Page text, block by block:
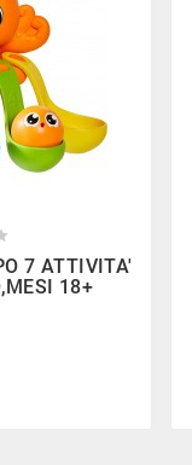
7 ATTIVITA'
18+